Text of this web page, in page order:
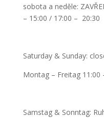
sobota a neděle:
– 15:00 / 17:00 – 20:30
Saturday & Sunday:
Montag – Freitag 11:00
Samstag & Sonntag: